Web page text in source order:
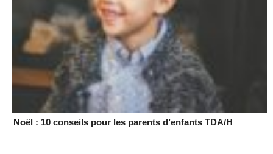
Noël : 10 conseils pour les parents d’enfants TDA/H